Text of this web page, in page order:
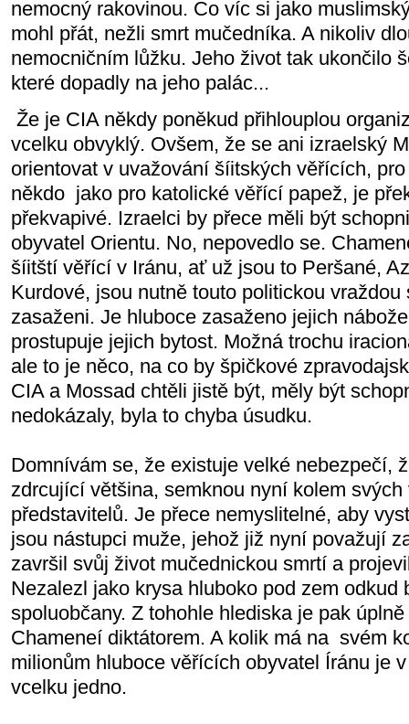
nemocný rakovinou. Co víc si jako
mohl přát, nežli smrt mučedníka. A nikoliv
nemocničním lůžku. Jeho život tak ukončilo
které dopadly na jeho palác...
Že je CIA někdy poněkud přihlouplou
vcelku obvyklý. Ovšem, že se ani izraelský
orientovat v uvažování šíitských věřících,
někdo jako pro katolické věřící papež, je
překvapivé. Izraelci by přece měli být
obyvatel Orientu. No, nepovedlo se.
šíitští věřící v Iránu, ať už jsou to Peršané,
Kurdové, jsou nutně touto politickou
zasaženi. Je hluboce zasaženo jejich
prostupuje jejich bytost. Možná trochu
ale to je něco, na co by špičkové
CIA a Mossad chtěli jistě být, měly být
nedokázaly, byla to chyba úsudku.
Domnívám se, že existuje velké nebezpečí,
zdrcující většina, semknou nyní kolem svých
představitelů. Je přece nemyslitelné, aby
jsou nástupci muže, jehož již nyní považují
završil svůj život mučednickou smrtí a
Nezalezl jako krysa hluboko pod zem odkud
spoluobčany. Z tohohle hlediska je pak
Chameneí diktátorem. A kolik má na svém
milionům hluboce věřících obyvatel Íránu je
vcelku jedno.